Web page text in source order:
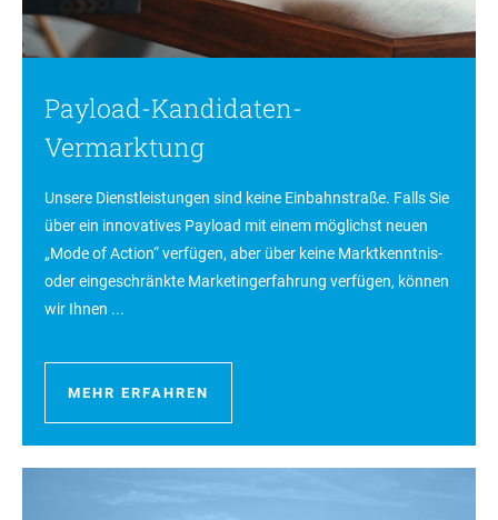
Payload-Kandidaten-
Vermarktung
Unsere Dienstleistungen sind keine Einbahnstraße. Falls Sie
über ein innovatives Payload mit einem möglichst neuen
„Mode of Action“ verfügen, aber über keine Marktkenntnis-
oder eingeschränkte Marketingerfahrung verfügen, können
wir Ihnen ...
MEHR ERFAHREN